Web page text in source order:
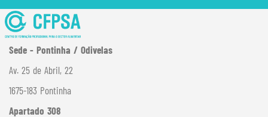
Sede - Pontinha / Odivelas
Av. 25 de Abril, 22
1675-183 Pontinha
Apartado 308